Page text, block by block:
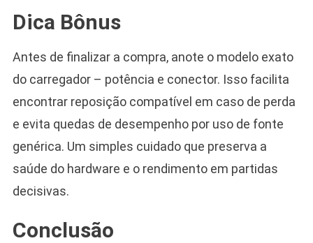
Dica Bônus
Antes de finalizar a compra, anote o modelo exato
do carregador – potência e conector. Isso facilita
encontrar reposição compatível em caso de perda
e evita quedas de desempenho por uso de fonte
genérica. Um simples cuidado que preserva a
saúde do hardware e o rendimento em partidas
decisivas.
Conclusão